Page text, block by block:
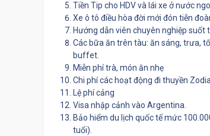
Tiền Tip cho HDV và lái xe ở nước
Xe ô tô điều hòa đời mới đón tiễn
Hướng dẫn viên chuyên nghiệp suốt
Các bữa ăn trên tàu: ăn sáng, trưa,
buffet.
Miễn phí trà, món ăn nhẹ
Chi phí các hoạt động đi thuyền
Lệ phí cảng
Visa nhập cảnh vào Argentina.
Bảo hiểm du lịch quốc tế mức
tuổi).